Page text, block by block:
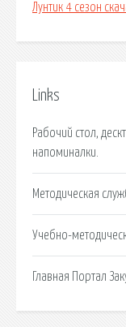
Лунтик 4 сезон
Links
Рабочий стол,
напоминалки.
Методическая
Учебно-
Главная Портал